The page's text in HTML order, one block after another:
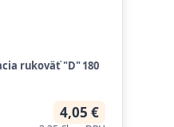
rukoväť "D" 180
4,05 €